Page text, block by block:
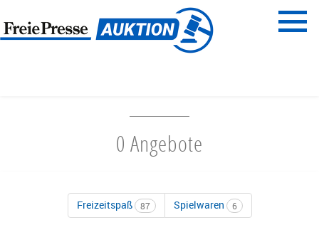
Menü
0 Angebote
Freizeitspaß 87 Spielwaren 6